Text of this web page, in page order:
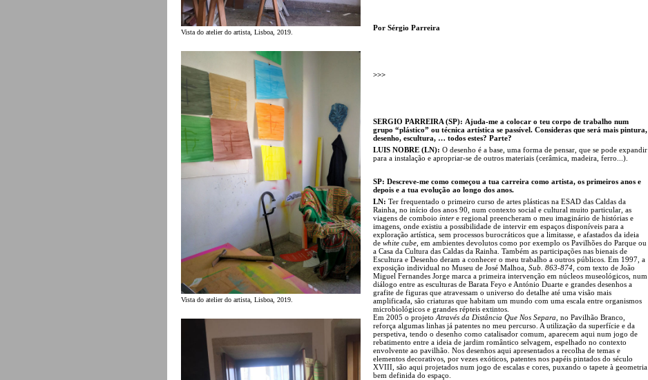
Vista do atelier do artista, Lisboa, 2019.
Vista do atelier do artista, Lisboa, 2019.
Por Sérgio Parreira
>>>
SERGIO PARREIRA (SP): Ajuda-me a colocar o teu corpo de trabalho num
grupo “plástico” ou técnica artística se passível. Consideras que será mais pintura,
desenho, escultura, … todos estes? Parte?
LUIS NOBRE (LN): O desenho é a base, uma forma de pensar, que se pode expandir
para a instalação e apropriar-se de outros materiais (cerâmica, madeira, ferro...).
SP: Descreve-me como começou a tua carreira como artista, os primeiros anos e
depois e a tua evolução ao longo dos anos.
LN: Ter frequentado o primeiro curso de artes plásticas na ESAD das Caldas da
Rainha, no início dos anos 90, num contexto social e cultural muito particular, as
viagens de comboio intere regional preencheram o meu imaginário de histórias e
imagens, onde existiu a possibilidade de intervir em espaços disponíveis para a
exploração artística, sem processos burocráticos que a limitasse, e afastados da ideia
de white cube , em ambientes devolutos como por exemplo os Pavilhões do Parque ou
a Casa da Cultura das Caldas da Rainha. Também as participações nas bienais de
Escultura e Desenho deram a conhecer o meu trabalho a outros públicos. Em 1997, a
exposição individual no Museu de José Malhoa, Sub. 863-874 , com texto de João
Miguel Fernandes Jorge marca a primeira intervenção em núcleos museológicos, num
diálogo entre as esculturas de Barata Feyo e António Duarte e grandes desenhos a
grafite de figuras que atravessam o universo do detalhe até uma visão mais
amplificada, são criaturas que habitam um mundo com uma escala entre organismos
microbiológicos e grandes répteis extintos.
Em 2005 o projeto Através da Distância Que Nos Separa , no Pavilhão Branco,
reforça algumas linhas já patentes no meu percurso. A utilização da superfície e da
perspetiva, tendo o desenho como catalisador comum, aparecem aqui num jogo de
rebatimento entre a ideia de jardim romântico selvagem, espelhado no contexto
envolvente ao pavilhão. Nos desenhos aqui apresentados a recolha de temas e
elementos decorativos, por vezes exóticos, patentes nos papéis pintados do século
XVIII, são aqui projetados num jogo de escalas e cores, puxando o tapete à geometria
bem definida do espaço.